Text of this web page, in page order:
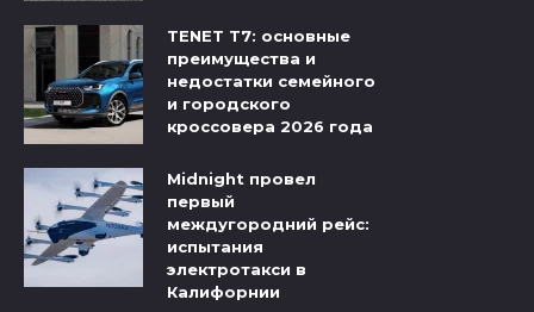
TENET T7: основные
преимущества и
недостатки семейного
и городского
кроссовера 2026 года
Midnight провел
первый
междугородний рейс:
испытания
электротакси в
Калифорнии